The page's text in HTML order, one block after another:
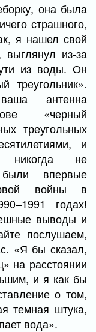
она была
страшного,
я нашел свой
выглянул из-за
из воды. Он
треугольник».
антенна
«черный
треугольных
и
никогда не
впервые
войны в
годах!
выводы и
послушаем,
«Я бы сказал,
на расстоянии
и я как бы
о том,
темная штука,
вода».